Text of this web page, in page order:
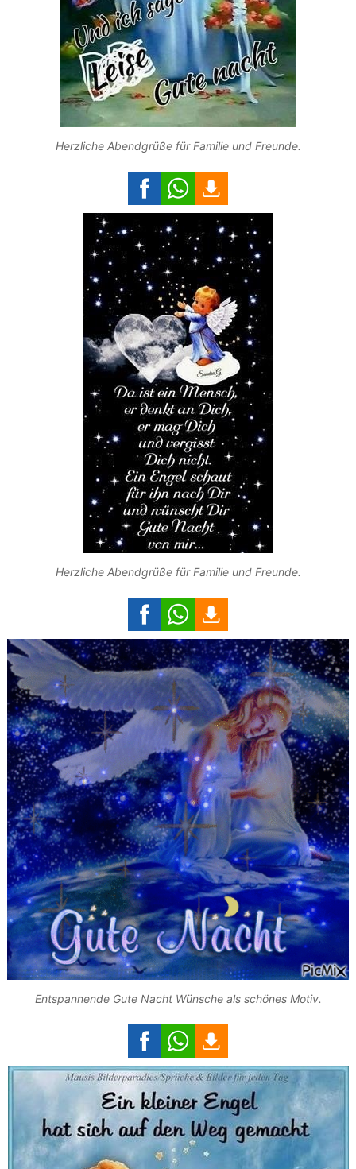
Herzliche Abendgrüße für Familie und Freunde.
Herzliche Abendgrüße für Familie und Freunde.
Entspannende Gute Nacht Wünsche als schönes Motiv.